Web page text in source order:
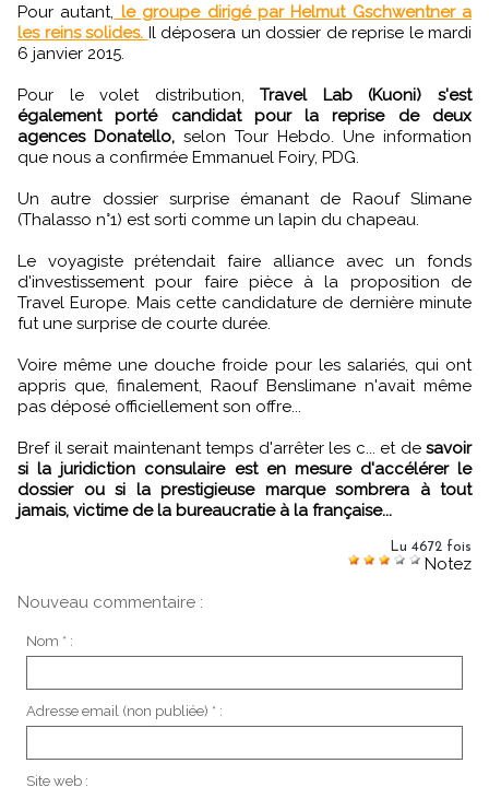
Pour autant, le groupe dirigé par Helmut Gschwentner a
les reins solides. Il déposera un dossier de reprise le mardi
6 janvier 2015.
Pour le volet distribution,Travel Lab (Kuoni) s'est
également porté candidat pour la reprise de deux
agences Donatello, selon Tour Hebdo. Une information
que nous a confirmée Emmanuel Foiry, PDG.
Un autre dossier surprise émanant de Raouf Slimane
(Thalasso n°1) est sorti comme un lapin du chapeau.
Le voyagiste prétendait faire alliance avec un fonds
d'investissement pour faire pièce à la proposition de
Travel Europe. Mais cette candidature de dernière minute
fut une surprise de courte durée.
Voire même une douche froide pour les salariés, qui ont
appris que, finalement, Raouf Benslimane n'avait même
pas déposé officiellement son offre...
Bref il serait maintenant temps d'arrêter les c... et de savoir
si la juridiction consulaire est en mesure d'accélérer le
dossier ou si la prestigieuse marque sombrera à tout
jamais, victime de la bureaucratie à la française...
Lu 4672 fois
Notez
Nouveau commentaire :
Nom * :
Adresse email (non publiée) * :
Site web :